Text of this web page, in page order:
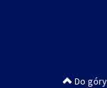
Do góry